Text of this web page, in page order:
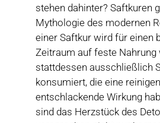
stehen dahinter? Saftkuren
Mythologie des modernen
einer Saftkur wird für einen
Zeitraum auf feste Nahrung
stattdessen ausschließlich
konsumiert, die eine
entschlackende Wirkung
sind das Herzstück des